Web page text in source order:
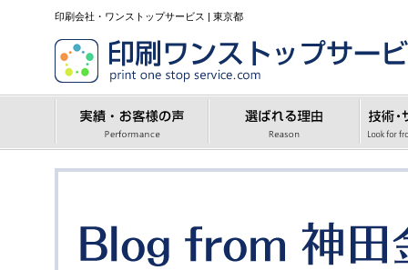
印刷会社・ワンストップサービス | 東京都